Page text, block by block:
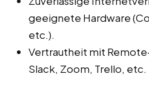
geeignete Hardware
etc.).
Vertrautheit mit
Slack, Zoom, Trello, etc.